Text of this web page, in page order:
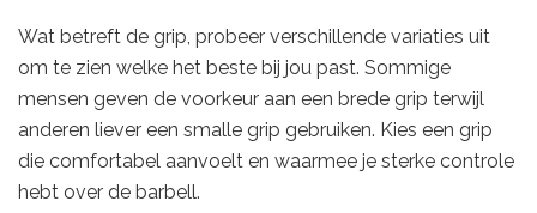
Wat betreft de grip, probeer verschillende variaties uit
om te zien welke het beste bij jou past. Sommige
mensen geven de voorkeur aan een brede grip terwijl
anderen liever een smalle grip gebruiken. Kies een grip
die comfortabel aanvoelt en waarmee je sterke controle
hebt over de barbell.